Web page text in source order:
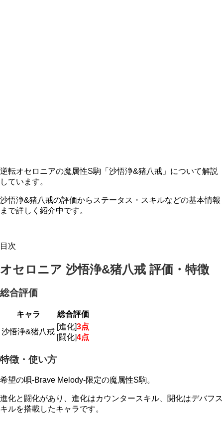
逆転オセロニアの魔属性S駒「沙悟浄&猪八戒」について解説
しています。
沙悟浄&猪八戒の評価からステータス・スキルなどの基本情報
まで詳しく紹介中です。
目次
オセロニア 沙悟浄&猪八戒 評価・特徴
総合評価
キャラ 総合評価
沙悟浄&猪八戒
[進化]3点
[闘化]4点
特徴・使い方
希望の唄-Brave Melody-限定の魔属性S駒。
進化と闘化があり、進化はカウンタースキル、闘化はデバフス
キルを搭載したキャラです。